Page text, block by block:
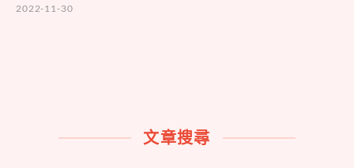
2022-11-30
文章搜尋